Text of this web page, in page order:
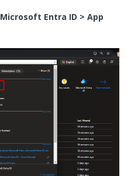
Microsoft Entra ID > App